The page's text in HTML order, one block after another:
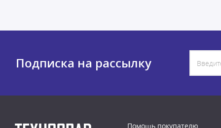
Подписка на рассылку
Помощь покупателю